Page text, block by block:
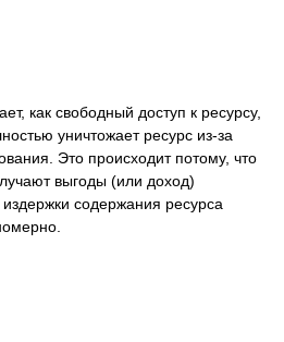
как свободный доступ к ресурсу,
уничтожает ресурс из-за
Это происходит потому, что
выгоды (или доход)
содержания ресурса